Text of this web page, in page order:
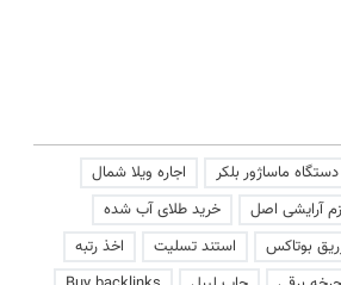
ماساژور بلکر
اجاره ویلا شمال
آرایشی اصل
خرید طلای آب شده
بوتاکس استند تسلیت
اخذ رتبه